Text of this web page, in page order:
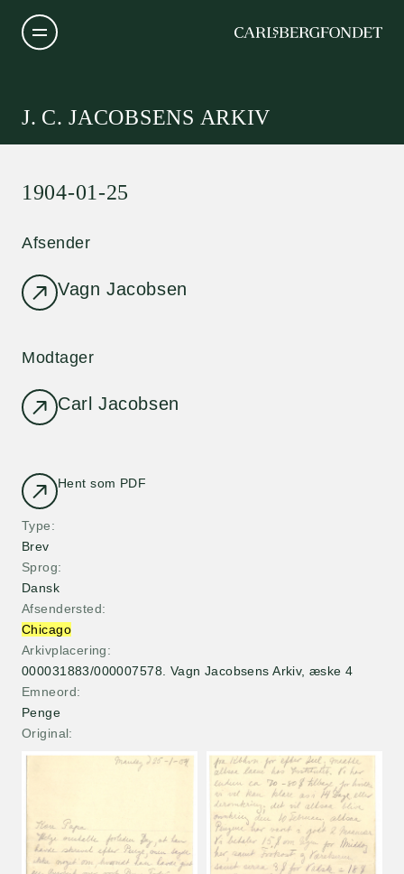
J. C. JACOBSENS ARKIV
Hent som PDF
Type
Brev
Sprog
Dansk
Afsendersted
Chicago
Arkivplacering
000031883/000007578. Vagn Jacobsens Arkiv, æske 4
Emneord
Penge
Original
1904-01-25
Afsender
Vagn Jacobsen
Modtager
Carl Jacobsen